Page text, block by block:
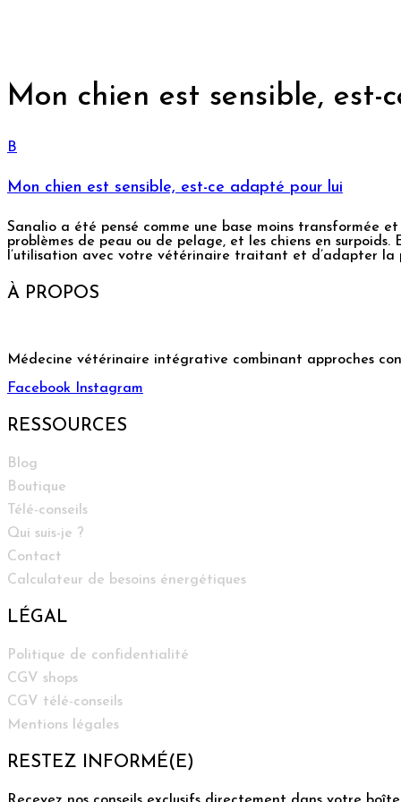
Mon chien est sensible,
B
Mon chien est sensible, est-ce adapté pour lui
Sanalio a été pensé comme une base moins transformée
problèmes de peau ou de pelage, et les chiens en
l’utilisation avec votre vétérinaire traitant et d’adapter la
À PROPOS
Médecine vétérinaire intégrative combinant approches
Facebook
Instagram
RESSOURCES
Blog
Boutique
Télé-conseils
Qui suis-je ?
Contact
Calculateur de besoins énergétiques
LÉGAL
Politique de confidentialité
CGV shops
CGV télé-conseils
Mentions légales
RESTEZ INFORMÉ(E)